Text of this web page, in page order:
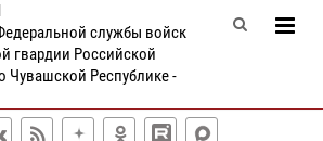
службы войск
гвардии Российской
Чувашской Республике -